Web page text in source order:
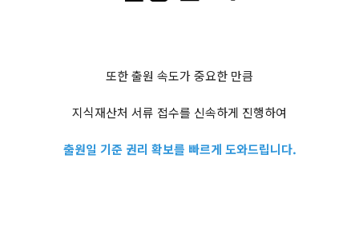
또한 출원 속도가 중요한 만큼
지식재산처 서류 접수를 신속하게 진행하여
출원일 기준 권리 확보를 빠르게 도와드립니다.